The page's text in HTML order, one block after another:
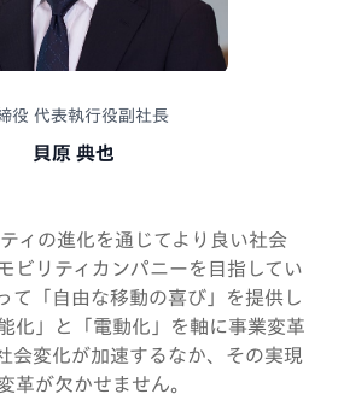
役 代表執行役副社長
貝原 典也
ィの進化を通じてより良い社会
ビリティカンパニーを目指してい
て「自由な移動の喜び」を提供し
化」と「電動化」を軸に事業変革
会変化が加速するなか、その実現
革が欠かせません。